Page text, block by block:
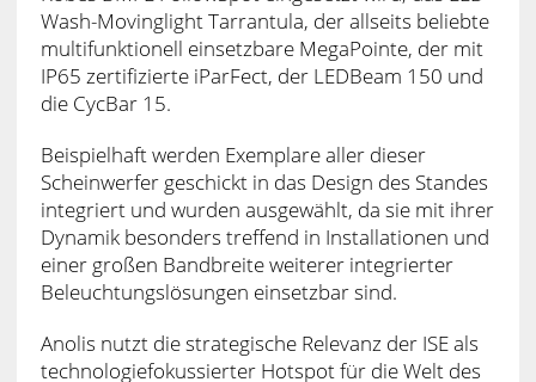
Wash-Movinglight Tarrantula, der allseits beliebte
multifunktionell einsetzbare MegaPointe, der mit
IP65 zertifizierte iParFect, der LEDBeam 150 und
die CycBar 15.
Beispielhaft werden Exemplare aller dieser
Scheinwerfer geschickt in das Design des Standes
integriert und wurden ausgewählt, da sie mit ihrer
Dynamik besonders treffend in Installationen und
einer großen Bandbreite weiterer integrierter
Beleuchtungslösungen einsetzbar sind.
Anolis nutzt die strategische Relevanz der ISE als
technologiefokussierter Hotspot für die Welt des